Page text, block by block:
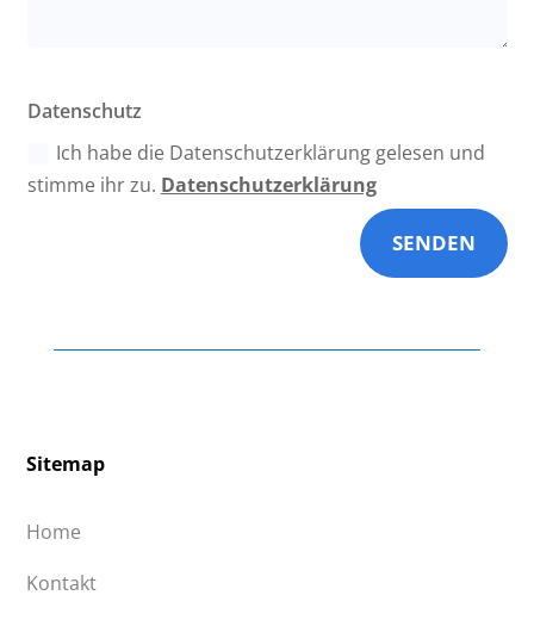
Datenschutz
Ich habe die Datenschutzerklärung gelesen und
stimme ihr zu. Datenschutzerklärung
SENDEN
Sitemap
Home
Kontakt